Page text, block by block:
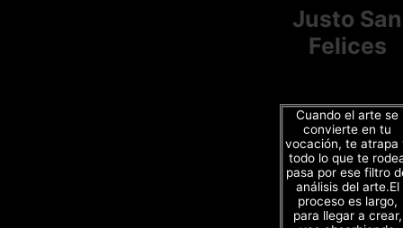
Justo San
Felices
Cuando el arte se
convierte en tu
vocación, te atrapa
todo lo que te
pasa por ese filtro
análisis del arte.El
proceso es largo,
para llegar a crear,